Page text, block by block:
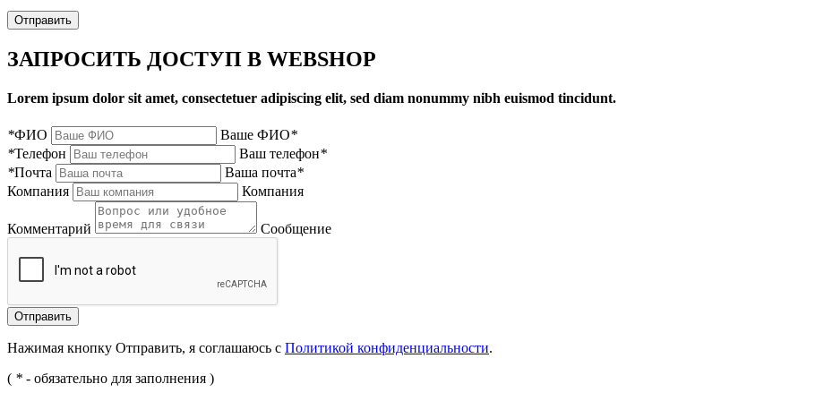
Отправить
ЗАПРОСИТЬ ДОСТУП В WEBSHOP
Lorem ipsum dolor sit amet, consectetuer adipiscing elit, sed diam nonummy nibh euismod tincidunt.
*ФИО Ваше ФИО*
*Телефон Ваш телефон*
*Почта Ваша почта*
Компания
Компания
Комментарий Сообщение
Нажимая кнопку Отправить, я соглашаюсь с Политикой конфиденциальности.
( * - обязательно для заполнения )